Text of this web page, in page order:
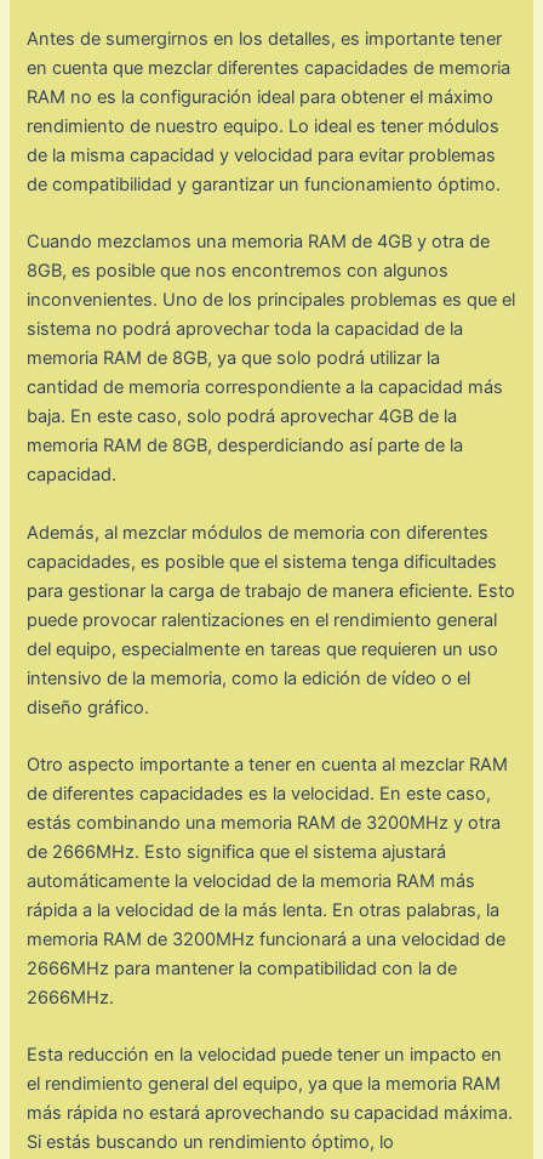
Antes de sumergirnos en los detalles, es importante tener
en cuenta que mezclar diferentes capacidades de memoria
RAM no es la configuración ideal para obtener el máximo
rendimiento de nuestro equipo. Lo ideal es tener módulos
de la misma capacidad y velocidad para evitar problemas
de compatibilidad y garantizar un funcionamiento óptimo.
Cuando mezclamos una memoria RAM de 4GB y otra de
8GB, es posible que nos encontremos con algunos
inconvenientes. Uno de los principales problemas es que el
sistema no podrá aprovechar toda la capacidad de la
memoria RAM de 8GB, ya que solo podrá utilizar la
cantidad de memoria correspondiente a la capacidad más
baja. En este caso, solo podrá aprovechar 4GB de la
memoria RAM de 8GB, desperdiciando así parte de la
capacidad.
Además, al mezclar módulos de memoria con diferentes
capacidades, es posible que el sistema tenga dificultades
para gestionar la carga de trabajo de manera eficiente. Esto
puede provocar ralentizaciones en el rendimiento general
del equipo, especialmente en tareas que requieren un uso
intensivo de la memoria, como la edición de vídeo o el
diseño gráfico.
Otro aspecto importante a tener en cuenta al mezclar RAM
de diferentes capacidades es la velocidad. En este caso,
estás combinando una memoria RAM de 3200MHz y otra
de 2666MHz. Esto significa que el sistema ajustará
automáticamente la velocidad de la memoria RAM más
rápida a la velocidad de la más lenta. En otras palabras, la
memoria RAM de 3200MHz funcionará a una velocidad de
2666MHz para mantener la compatibilidad con la de
2666MHz.
Esta reducción en la velocidad puede tener un impacto en
el rendimiento general del equipo, ya que la memoria RAM
más rápida no estará aprovechando su capacidad máxima.
Si estás buscando un rendimiento óptimo, lo